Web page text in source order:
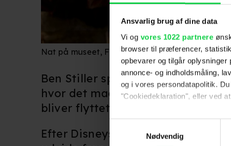
Ansvarlig brug af dine data
Vi og vores 1022 partnere
browser til præferencer,
opbevarer og tilgår oplysninger
annonce- og indholdsmåling,
og i vores persondatapolitik.
"Cookiedeklaration", eller ved
Hvis du tillader det, vil vi også
Indsamle præcise
Nødvendig
Nat på museet, Foto: 20th Century Studios
Ben Stiller spillede hovedrollen i
hvor det magiske artefakt, der
bliver flyttet fra New York til
Efter Disneys opkøb af